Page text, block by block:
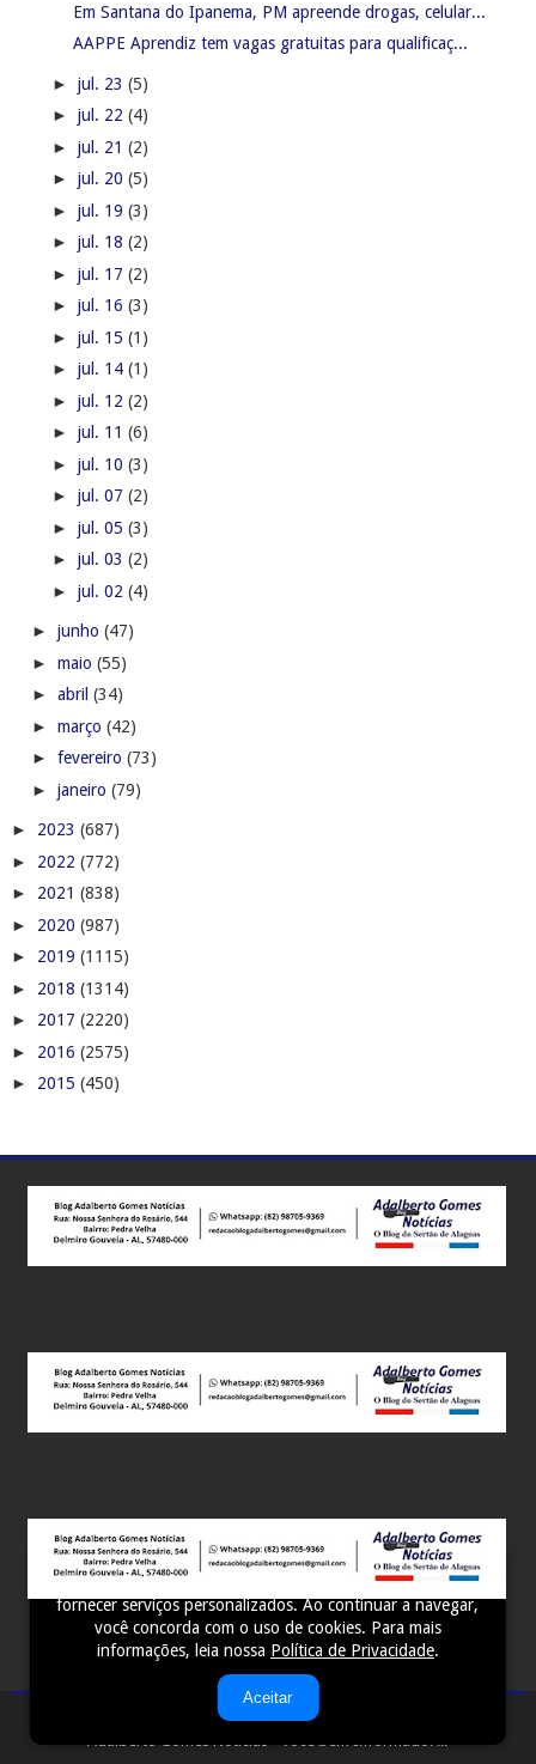
Este site utiliza cookies para melhorar sua experiência e
fornecer serviços personalizados. Ao continuar a navegar,
você concorda com o uso de cookies. Para mais
informações, leia nossa Política de Privacidade.
Aceitar
Em Santana do Ipanema, PM apreende drogas, celular...
AAPPE Aprendiz tem vagas gratuitas para qualificaç...
► jul. 23 (5)
► jul. 22 (4)
► jul. 21 (2)
► jul. 20 (5)
► jul. 19 (3)
► jul. 18 (2)
► jul. 17 (2)
► jul. 16 (3)
► jul. 15 (1)
► jul. 14 (1)
► jul. 12 (2)
► jul. 11 (6)
► jul. 10 (3)
► jul. 07 (2)
► jul. 05 (3)
► jul. 03 (2)
► jul. 02 (4)
► junho (47)
► maio (55)
► abril (34)
► março (42)
► fevereiro (73)
► janeiro (79)
► 2023 (687)
► 2022 (772)
► 2021 (838)
► 2020 (987)
► 2019 (1115)
► 2018 (1314)
► 2017 (2220)
► 2016 (2575)
► 2015 (450)
Adalberto Gomes Notícias - Você bem Informado! ...